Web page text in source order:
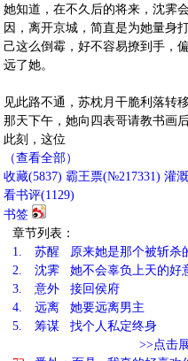
她知道，在不久后的将来，沈霁
因，离开京城，简直是为她量身
己这么倒霉，好不容易撩到手，
远了她。
见此路不通，苏枕月干脆利落转移
那天下午，她向四表哥请教书画
此刻，这位
（查看全部）
收藏(5837) 霸王票(№217331) 灌
看书评(1129)
书签
章节列表：
1.
苏醒 原来她是那个被斩杀
2.
沈霁 她不会辜负上天的好
3.
意外 接回侯府
4.
远离 她要远离男主
5.
筹谋 找个人私定终身
>>点击